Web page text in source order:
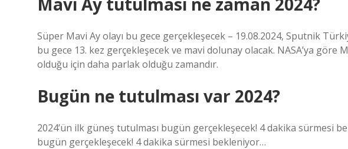
Süper Mavi Ay olayı bu gece gerçekleşecek – 19.08.2024, Sputnik
bu gece 13. kez gerçekleşecek ve mavi dolunay olacak. NASA’ya göre
olduğu için daha parlak olduğu zamandır.
Bugün ne tutulması var 2024?
2024’ün ilk güneş tutulması bugün gerçekleşecek! 4 dakika sürmesi
bugün gerçekleşecek! 4 dakika sürmesi bekleniyor…